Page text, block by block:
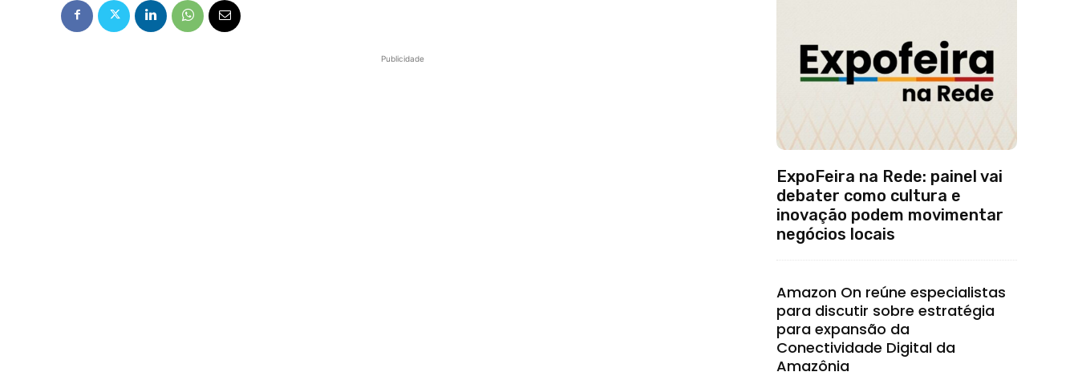
Publicidade
ExpoFeira na Rede: painel vai
debater como cultura e
inovação podem movimentar
negócios locais
Amazon On reúne especialistas
para discutir sobre estratégia
para expansão da
Conectividade Digital da
Amazônia